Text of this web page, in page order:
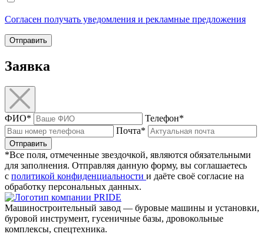
Согласен получать уведомления и рекламные предложения
Отправить
Заявка
ФИО*
Телефон*
Почта*
Отправить
*Все поля, отмеченные звездочкой, являются обязательными
для заполнения. Отправляя данную форму, вы соглашаетесь
с политикой конфиденциальности и даёте своё согласие на
обработку персональных данных.
Машиностроительный завод — буровые машины и установки,
буровой инструмент, гусеничные базы, дровокольные
комплексы, спецтехника.